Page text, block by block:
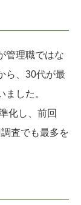
管理職ではな
ら、30代が最
した。
化し、前回
査でも最多を